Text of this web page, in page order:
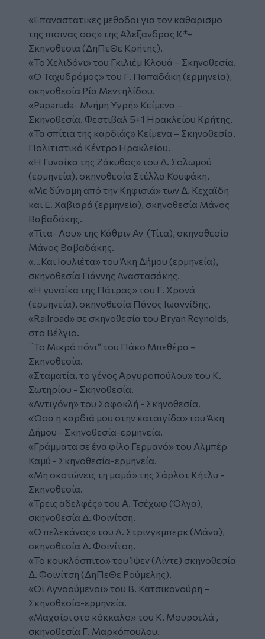
«Επαναστατικες μεθοδοι για τον καθαρισμο
της πισινας σας» της Αλεξανδρας Κ*–
Σκηνοθεσια (ΔηΠεΘε Κρήτης).
«Το Χελιδόνι» του Γκιλιέμ Κλουά – Σκηνοθεσία.
«Ο Ταχυδρόμος» του Γ. Παπαδάκη (ερμηνεία),
σκηνοθεσία Ρία Μεντηλίδου.
«Paparuda- Μνήμη Υγρή» Κείμενα –
Σκηνοθεσία. Φεστιβαλ 5+1 Ηρακλείου Κρήτης.
«Τα σπίτια της καρδιάς» Κείμενα – Σκηνοθεσία.
Πολιτιστικό Κέντρο Ηρακλείου.
«Η Γυναίκα της Ζάκυθος» του Δ. Σολωμού
(ερμηνεία), σκηνοθεσία Στέλλα Κουφάκη.
«Με δύναμη από την Κηφισιά» των Δ. Κεχαϊδη
και Ε. Χαβιαρά (ερμηνεία), σκηνοθεσία Μάνος
Βαβαδάκης.
«Τίτα- Λου» της Κάθριν Αν (Τίτα), σκηνοθεσία
Μάνος Βαβαδάκης.
«…Και Ιουλιέτα» του Άκη Δήμου (ερμηνεία),
σκηνοθεσία Γιάννης Αναστασάκης.
«Η γυναίκα της Πάτρας» του Γ. Χρονά
(ερμηνεία), σκηνοθεσία Πάνος Ιωαννίδης.
«Railroad» σε σκηνοθεσία του Bryan Reynolds,
στο Βέλγιο.
¨Το Μικρό πόνι” του Πάκο Μπεθέρα –
Σκηνοθεσία.
«Σταματία, το γένος Αργυροπούλου» του Κ.
Σωτηρίου - Σκηνοθεσία.
«Αντιγόνη» του Σοφοκλή - Σκηνοθεσία.
«Όσα η καρδιά μου στην καταιγίδα» του Άκη
Δήμου - Σκηνοθεσία-ερμηνεία.
«Γράμματα σε ένα φίλο Γερμανό» του Αλμπέρ
Καμύ - Σκηνοθεσία-ερμηνεία.
«Μη σκοτώνεις τη μαμά» της Σάρλοτ Κήτλυ -
Σκηνοθεσία.
«Τρεις αδελφές» του Α. Τσέχωφ (Όλγα),
σκηνοθεσία Δ. Φοινίτση.
«Ο πελεκάνος» του Α. Στρινγκμπερκ (Μάνα),
σκηνοθεσία Δ. Φοινίτση.
«Το κουκλόσπιτο» του Ίψεν (Λίντε) σκηνοθεσία
Δ. Φοινίτση (ΔηΠεΘε Ρούμελης).
«Οι Αγνοούμενοι» του Β. Κατσικονούρη –
Σκηνοθεσία-ερμηνεία.
«Μαχαίρι στο κόκκαλο» του Κ. Μουρσελά ,
σκηνοθεσία Γ. Μαρκόπουλου.